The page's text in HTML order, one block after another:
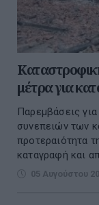
μέτρα για
Παρεμβάσεις
συνεπειών των
προτεραιότητα
καταγραφή και
05 Αυγούστου